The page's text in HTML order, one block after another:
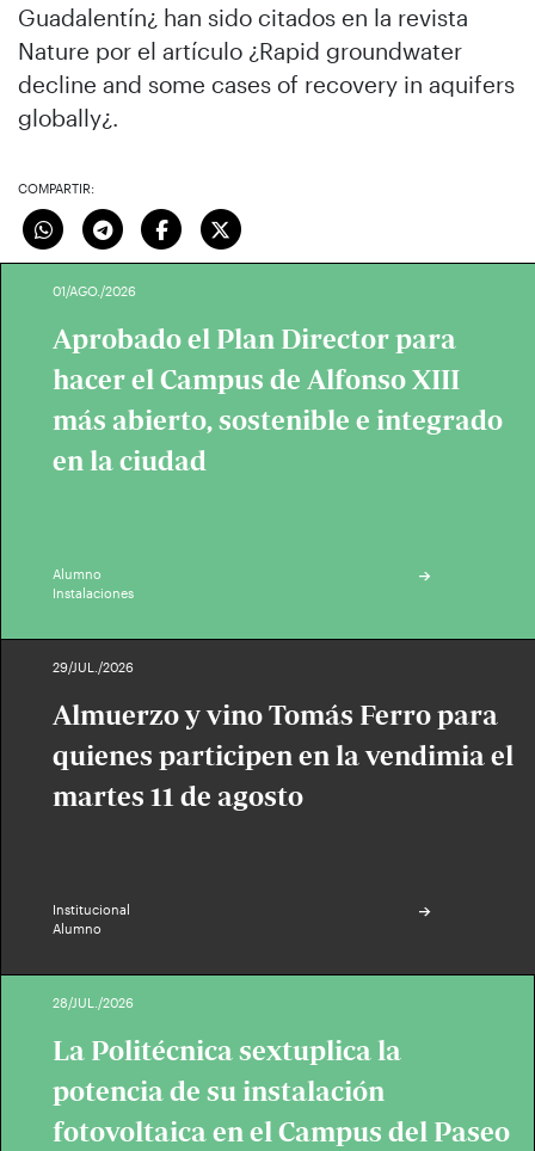
Guadalentín¿ han sido citados en la revista
Nature por el artículo ¿Rapid groundwater
decline and some cases of recovery in aquifers
globally¿.
COMPARTIR:
01/AGO./2026
Aprobado el Plan Director para
hacer el Campus de Alfonso XIII
más abierto, sostenible e integrado
en la ciudad
Alumno
Instalaciones
29/JUL./2026
Almuerzo y vino Tomás Ferro para
quienes participen en la vendimia el
martes 11 de agosto
Institucional
Alumno
28/JUL./2026
La Politécnica sextuplica la
potencia de su instalación
fotovoltaica en el Campus del Paseo